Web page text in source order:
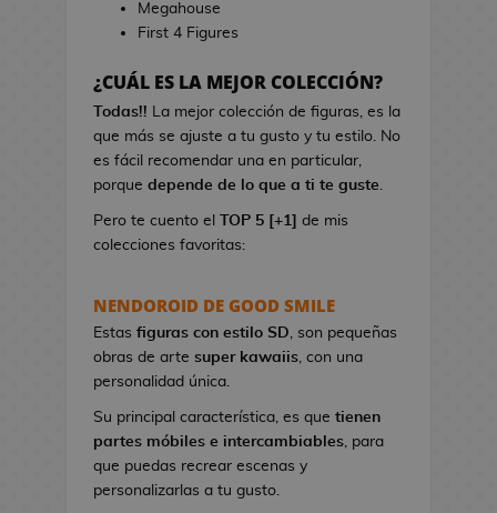
B
o
s
d
e
C
i
u
e
o
s
L
i
r
e
a
s
d
e
i
d
e
o
Megahouse
First 4 Figures
¿CUÁL ES LA MEJOR COLECCIÓN?
Todas!! La mejor colección de figuras, es la
que más se ajuste a tu gusto y tu estilo. No
es fácil recomendar una en particular,
porque depende de lo que a ti te guste.
Pero te cuento el TOP 5 [+1]
de mis
colecciones favoritas:
NENDOROID DE GOOD SMILE
Estas figuras con estilo SD, son pequeñas
obras de arte super kawaiis, con una
personalidad única.
Su principal característica, es que tienen
partes móbiles e intercambiables, para
que puedas recrear escenas y
personalizarlas a tu gusto.